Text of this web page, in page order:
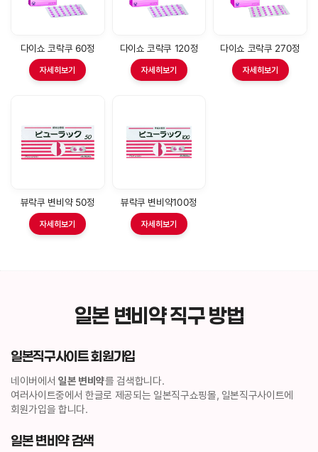
다이쇼 코락쿠 60정
자세히보기
다이쇼 코락쿠 120정
자세히보기
다이쇼 코락쿠 270정
자세히보기
뷰락쿠 변비약 50정
자세히보기
뷰락쿠 변비약100정
자세히보기
일본 변비약 직구 방법
일본직구사이트 회원가입
네이버에서 일본 변비약를 검색합니다.
여러사이트중에서 한글로 제공되는 일본직구쇼핑몰, 일본직구사이트에
회원가입을 합니다.
일본 변비약 검색